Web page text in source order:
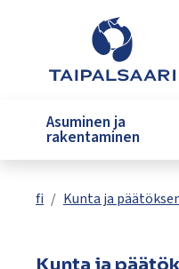
Siirry pääsisältöön
Asuminen ja
rakentaminen
fi Kunta ja